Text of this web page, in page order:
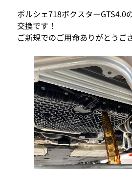
ポルシェ718ボクスターGTS4.0
交換です！
ご新規でのご用命ありがとうご